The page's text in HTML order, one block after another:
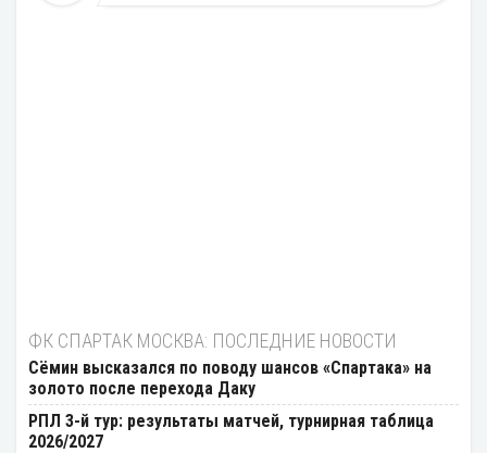
ФК СПАРТАК МОСКВА: ПОСЛЕДНИЕ НОВОСТИ
Cёмин высказался по поводу шансов «Спартака» на
золото после перехода Даку
РПЛ 3-й тур: результаты матчей, турнирная таблица
2026/2027